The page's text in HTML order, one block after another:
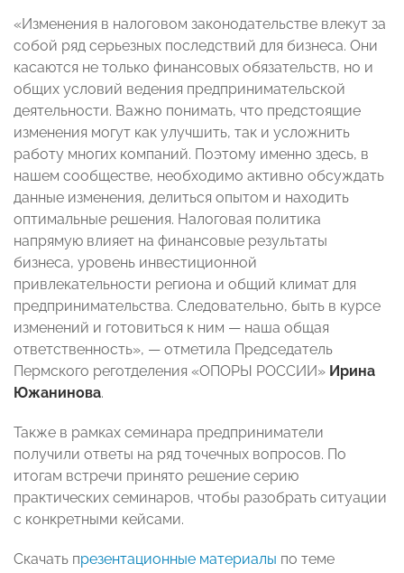
«Изменения в налоговом законодательстве влекут за
собой ряд серьезных последствий для бизнеса. Они
касаются не только финансовых обязательств, но и
общих условий ведения предпринимательской
деятельности. Важно понимать, что предстоящие
изменения могут как улучшить, так и усложнить
работу многих компаний. Поэтому именно здесь, в
нашем сообществе, необходимо активно обсуждать
данные изменения, делиться опытом и находить
оптимальные решения. Налоговая политика
напрямую влияет на финансовые результаты
бизнеса, уровень инвестиционной
привлекательности региона и общий климат для
предпринимательства. Следовательно, быть в курсе
изменений и готовиться к ним — наша общая
ответственность», — отметила Председатель
Пермского реготделения «ОПОРЫ РОССИИ» Ирина
Южанинова.
Также в рамках семинара предприниматели
получили ответы на ряд точечных вопросов. По
итогам встречи принято решение серию
практических семинаров, чтобы разобрать ситуации
с конкретными кейсами.
Скачать презентационные материалы по теме